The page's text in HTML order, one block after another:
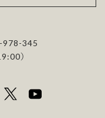
978-345
）